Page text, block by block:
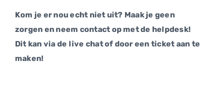
Kom je er nou echt niet uit? Maak je geen
zorgen en neem contact op met de helpdesk!
Dit kan via de live chat of door een ticket aan te
maken!